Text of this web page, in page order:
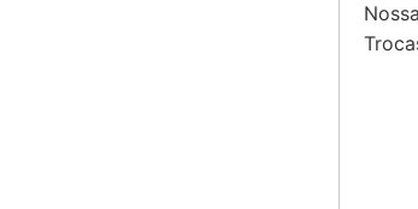
- Largura: 34 cm (estimado pelo padrão